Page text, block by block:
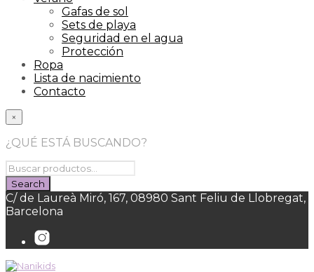
Gafas de sol
Sets de playa
Seguridad en el agua
Protección
Ropa
Lista de nacimiento
Contacto
×
¿QUÉ ESTÁ BUSCANDO?
C/ de Laureà Miró, 167, 08980 Sant Feliu de Llobregat,
Barcelona